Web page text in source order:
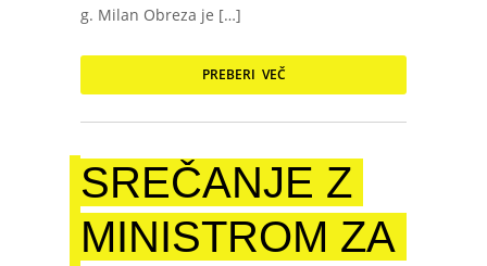
g. Milan Obreza je […]
PREBERI VEČ
SREČANJE Z
MINISTROM ZA